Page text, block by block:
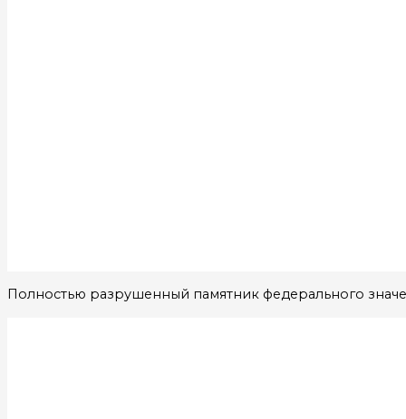
Полностью разрушенный памятник федерального